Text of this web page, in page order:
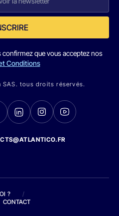
que vous acceptez nos
Conditions
tous droits réservés.
?
/
CONTACT